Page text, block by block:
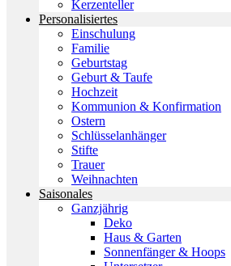
Kerzenteller
Personalisiertes
Einschulung
Familie
Geburtstag
Geburt & Taufe
Hochzeit
Kommunion & Konfirmation
Ostern
Schlüsselanhänger
Stifte
Trauer
Weihnachten
Saisonales
Ganzjährig
Deko
Haus & Garten
Sonnenfänger & Hoops